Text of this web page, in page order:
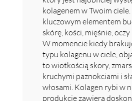
kolagenem w Twoim
kluczowym elementem
skórę, kości, mięśnie, oczy
W momencie kiedy
typu kolagenu w ciele,
to wiotkością skory,
kruchymi paznokciami i
włosami. Kolagen rybi w
produkcie zawiera